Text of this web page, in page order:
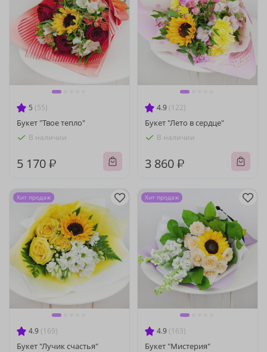
5 (55)
Букет "Твое тепло"
В наличии
5 170 ₽
4.9 (122)
Букет "Лето в сердце"
В наличии
3 860 ₽
4.9 (169)
Букет "Лучик счастья"
Хит продаж
4.9 (163)
Букет "Мистерия"
Хит продаж